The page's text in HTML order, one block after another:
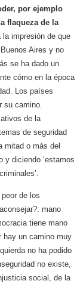
por ejemplo
flaqueza de la
impresión de que
Aires y no
se ha dado un
cómo en la época
Los países
su camino.
de la
de seguridad
mitad o más del
y diciendo ‘estamos
de los
mano
tiene mano
hay un camino muy
no ha podido
no existe,
social, de la